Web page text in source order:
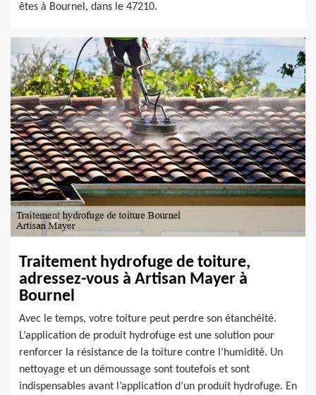
êtes à Bournel, dans le 47210.
Traitement hydrofuge de toiture,
adressez-vous à Artisan Mayer à
Bournel
Avec le temps, votre toiture peut perdre son étanchéité.
L’application de produit hydrofuge est une solution pour
renforcer la résistance de la toiture contre l’humidité. Un
nettoyage et un démoussage sont toutefois et sont
indispensables avant l’application d’un produit hydrofuge. En